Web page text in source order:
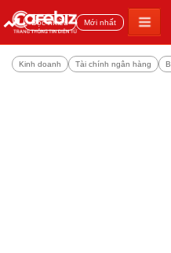
Đọc nhiều Mới nhất
Kinh doanh Tài chính ngân hàng